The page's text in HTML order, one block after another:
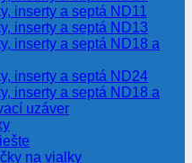
inserty a septá ND11
inserty a septá ND13
inserty a septá ND18 a
inserty a septá ND24
inserty a septá ND18 a
uzáver
na vialky